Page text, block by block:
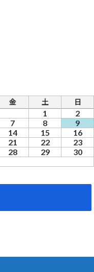
金 土 日
1
2
7 8
9
14 15
16
21 22
23
28 29
30